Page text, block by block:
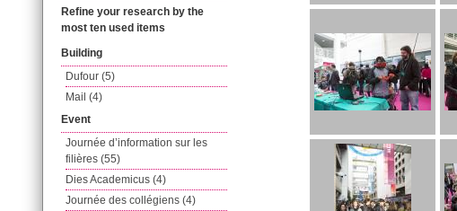
Refine your research by the
most ten used items
Building
Dufour (5)
Mail (4)
Event
Journée d’information sur les
filières (55)
Dies Academicus (4)
Journée des collégiens (4)